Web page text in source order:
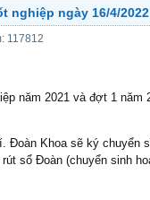
nghiệp ngày 16/4/2022
117812
năm 2021 và đợt 1
Khoa sẽ ký
sổ Đoàn (chuyển sinh